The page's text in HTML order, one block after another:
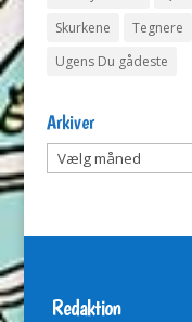
Skurkene
Tegnere
Ugens Du gådeste
Arkiver
Arkiver
Redaktion